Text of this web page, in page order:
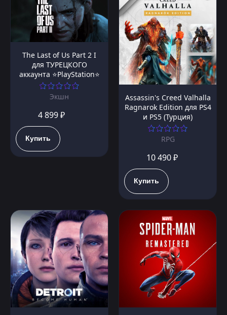
The Last of Us Part 2 I
для ТУРЕЦКОГО
аккаунта ⭐PlayStation⭐
Экшн
4 899 ₽
Купить
Assassin's Creed Valhalla
Ragnarok Edition для PS4
и PS5 (Турция)
RPG
10 490 ₽
Купить